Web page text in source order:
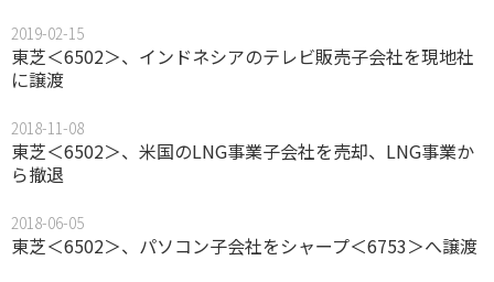
2019-02-15
東芝＜6502＞、インドネシアのテレビ販売子会社を現地社
に譲渡
2018-11-08
東芝＜6502＞、米国のLNG事業子会社を売却、LNG事業か
ら撤退
2018-06-05
東芝＜6502＞、パソコン子会社をシャープ＜6753＞へ譲渡